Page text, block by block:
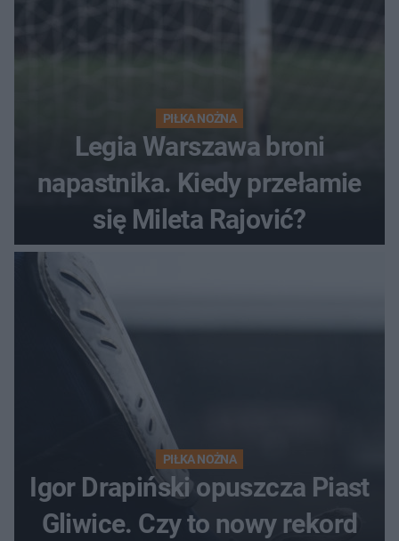
PIŁKA NOŻNA
Legia Warszawa broni
napastnika. Kiedy przełamie
się Mileta Rajović?
PIŁKA NOŻNA
Igor Drapiński opuszcza Piast
Gliwice. Czy to nowy rekord